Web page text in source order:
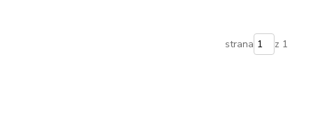
strana z 1